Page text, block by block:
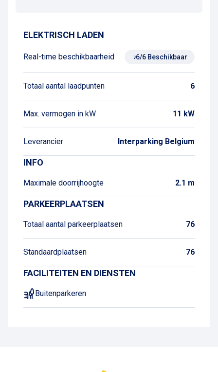
ELEKTRISCH LADEN
Real-time beschikbaarheid 6/6 Beschikbaar
Totaal aantal laadpunten 6
Max. vermogen in kW 11 kW
Leverancier Interparking Belgium
INFO
Maximale doorrijhoogte 2.1 m
PARKEERPLAATSEN
Totaal aantal parkeerplaatsen 76
Standaardplaatsen 76
FACILITEITEN EN DIENSTEN
Buitenparkeren